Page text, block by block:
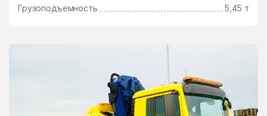
Грузоподъемность
5,45 т